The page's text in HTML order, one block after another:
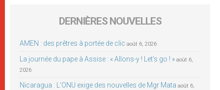
DERNIÈRES NOUVELLES
AMEN : des prêtres à portée de clic août 6, 2026
La journée du pape à Assise : « Allons-y ! Let’s go ! » août 6,
2026
Nicaragua : L’ONU exige des nouvelles de Mgr Mata août 6,